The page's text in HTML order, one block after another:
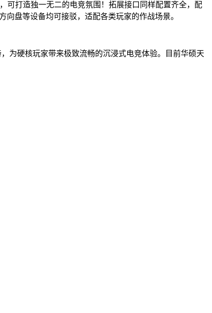
可打造独一无二的电竞氛围！拓展接口同样配置齐全，配
向盘等设备均可接驳，适配各类玩家的作战场景。
为硬核玩家带来极致流畅的沉浸式电竞体验。目前华硕天